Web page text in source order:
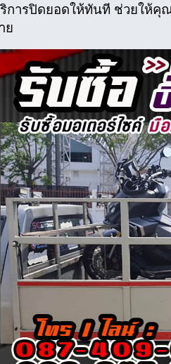
ริการปิดยอดให้ทันที ช่วยให้คุ
ย